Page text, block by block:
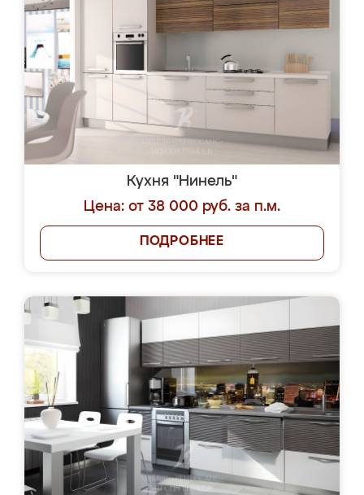
Кухня "Нинель"
Цена: от 38 000 руб. за п.м.
ПОДРОБНЕЕ